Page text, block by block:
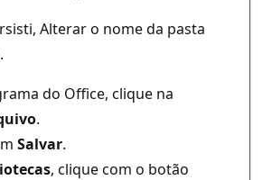
Alterar o nome da pasta
do Office, clique na
.
Salvar.
, clique com o botão